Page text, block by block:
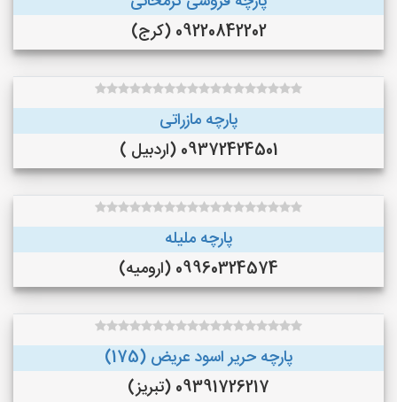
09220842202 (کرج)
پارچه مازراتی
09372424501 (اردبیل )
پارچه ملیله
09960324574 (ارومیه)
پارچه حریر اسود عریض (175)
09391726217 (تبریز)